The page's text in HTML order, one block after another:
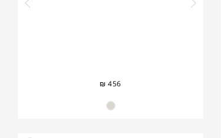
₪ 456